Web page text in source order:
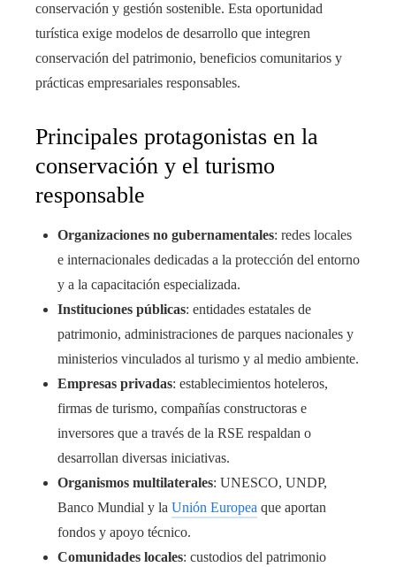
conservación y gestión sostenible. Esta oportunidad
turística exige modelos de desarrollo que integren
conservación del patrimonio, beneficios comunitarios y
prácticas empresariales responsables.
Principales protagonistas en la
conservación y el turismo
responsable
Organizaciones no gubernamentales: redes locales
e internacionales dedicadas a la protección del entorno
y a la capacitación especializada.
Instituciones públicas: entidades estatales de
patrimonio, administraciones de parques nacionales y
ministerios vinculados al turismo y al medio ambiente.
Empresas privadas: establecimientos hoteleros,
firmas de turismo, compañías constructoras e
inversores que a través de la RSE respaldan o
desarrollan diversas iniciativas.
Organismos multilaterales: UNESCO, UNDP,
Banco Mundial y la Unión Europea que aportan
fondos y apoyo técnico.
Comunidades locales: custodios del patrimonio